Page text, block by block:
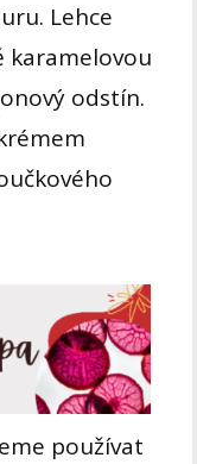
Lehce
karamelovou
odstín.
používat